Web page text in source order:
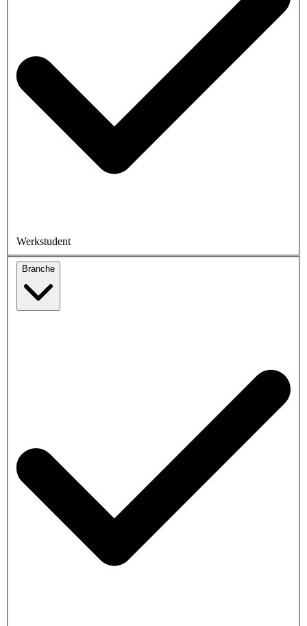
Werkstudent
Branche